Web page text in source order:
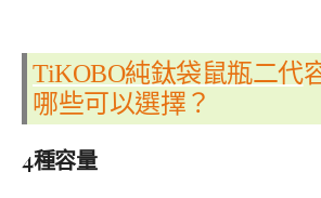
TiKOBO純鈦袋鼠瓶二代
哪些可以選擇？
4種容量